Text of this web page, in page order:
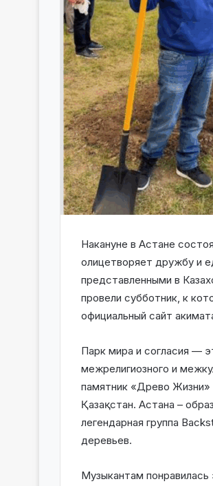
Накануне в Астане
олицетворяет дружбу и
представленными в
провели субботник, к
официальный сайт
Парк мира и согласия —
межрелигиозного и
памятник «Древо Жизни»
Қазақстан. Астана –
легендарная группа
деревьев.
Музыкантам